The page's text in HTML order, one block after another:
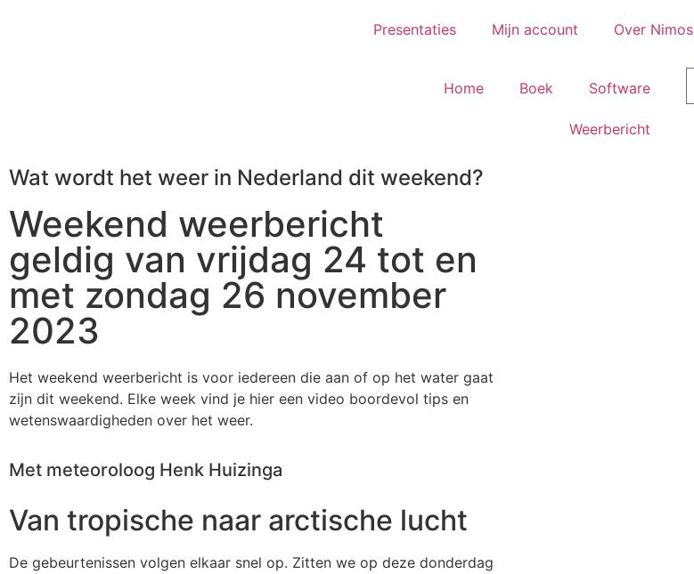
Presentaties Mijn account Over Nimos
Home Boek Software
Weerbericht
Wat wordt het weer in Nederland dit weekend?
Weekend weerbericht
geldig van vrijdag 24 tot en
met zondag 26 november
2023
Het weekend weerbericht is voor iedereen die aan of op het water gaat
zijn dit weekend. Elke week vind je hier een video boordevol tips en
wetenswaardigheden over het weer.
Met meteoroloog Henk Huizinga
Van tropische naar arctische lucht
De gebeurtenissen volgen elkaar snel op. Zitten we op deze donderdag